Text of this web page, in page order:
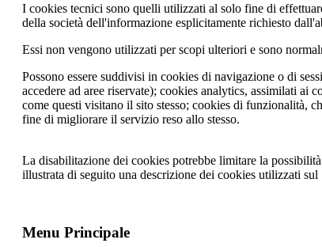
I cookies tecnici sono quelli utilizzati al solo fine di
della società dell'informazione esplicitamente richiesto
Essi non vengono utilizzati per scopi ulteriori e sono
Possono essere suddivisi in cookies di navigazione o di
accedere ad aree riservate); cookies analytics, assimilati
come questi visitano il sito stesso; cookies di funzionalità,
fine di migliorare il servizio reso allo stesso.
La disabilitazione dei cookies potrebbe limitare la
illustrata di seguito una descrizione dei cookies utilizzati sul
Menu Principale